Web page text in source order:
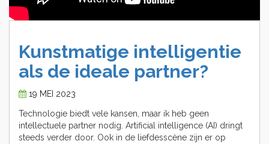
Kunstmatige intelligentie
als de ideale partner?
19 MEI 2023
Technologie biedt vele kansen, maar ik heb geen
intellectuele partner nodig. Artificial intelligence (AI) dringt
steeds verder door. Ook in de liefdesscène zijn er op